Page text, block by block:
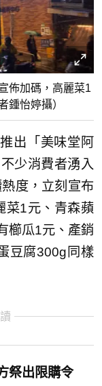
佈加碼，高麗菜1
鍾怡婷攝）
出「美味堂阿
少消費者湧入
度，立刻宣布
菜1元、青森蘋
櫛瓜1元、產銷
豆腐300g同樣
祭出限購令